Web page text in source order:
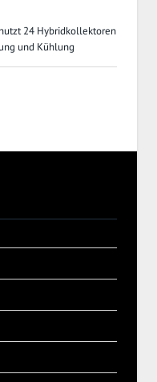
24 Hybridkollektoren
und Kühlung